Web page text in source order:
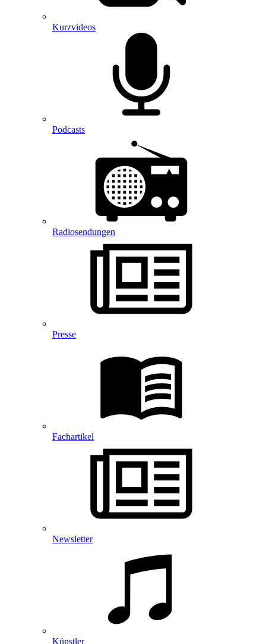
Kurzvideos
Podcasts
Radiosendungen
Presse
Fachartikel
Newsletter
Künstler